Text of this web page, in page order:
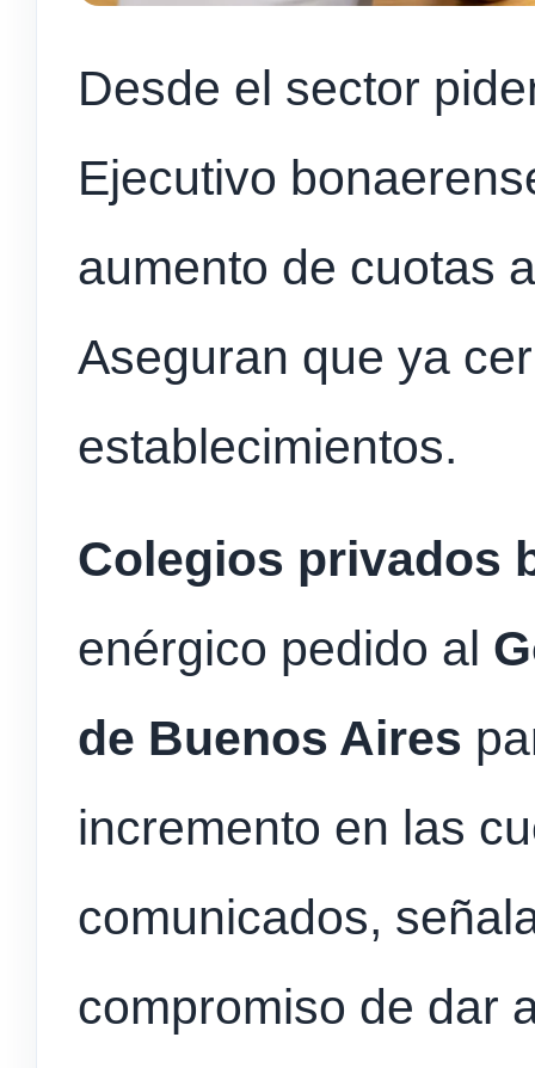
Desde el sector
Ejecutivo
aumento de cuotas
Aseguran que ya
establecimientos.
Colegios privados
enérgico pedido al
de Buenos Aires
incremento en las
comunicados,
compromiso de dar